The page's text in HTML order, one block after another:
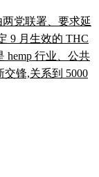
两党联署、要求延
9 月生效的 THC
hemp 行业、公共
锋,关系到 5000